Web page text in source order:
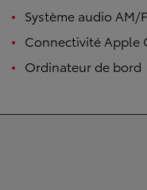
Système audio AM/
Connectivité Apple
Ordinateur de bord